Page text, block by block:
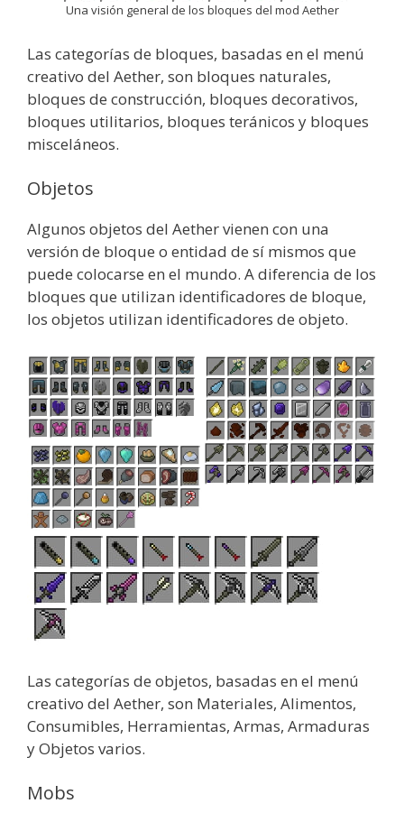
Una visión general de los bloques del mod Aether
Las categorías de bloques, basadas en el menú
creativo del Aether, son bloques naturales,
bloques de construcción, bloques decorativos,
bloques utilitarios, bloques teránicos y bloques
misceláneos.
Objetos
Algunos objetos del Aether vienen con una
versión de bloque o entidad de sí mismos que
puede colocarse en el mundo. A diferencia de los
bloques que utilizan identificadores de bloque,
los objetos utilizan identificadores de objeto.
Las categorías de objetos, basadas en el menú
creativo del Aether, son Materiales, Alimentos,
Consumibles, Herramientas, Armas, Armaduras
y Objetos varios.
Mobs